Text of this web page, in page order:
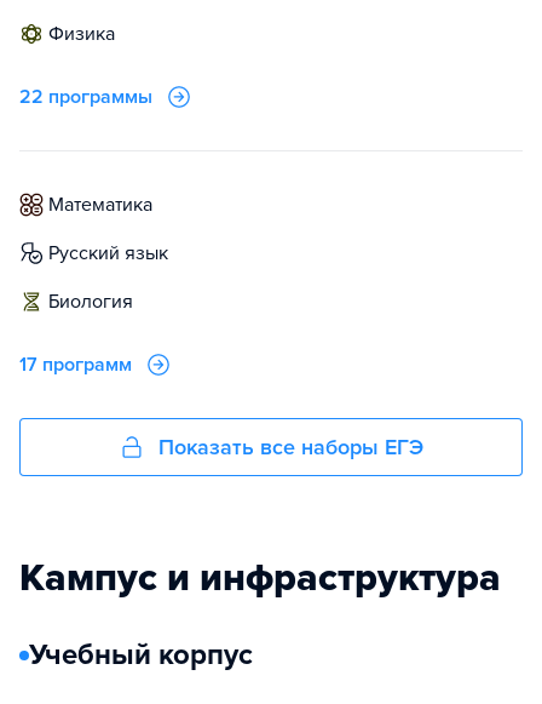
физика
22 программы
математика
русский язык
биология
17 программ
Показать все наборы ЕГЭ
Кампус и инфраструктура
Учебный корпус